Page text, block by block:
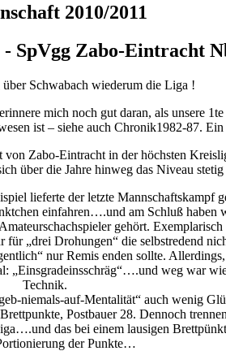
2010/2011
SpVgg Zabo-Eintracht
Schwabach wiederum die Liga !
mich noch gut daran, als unsere
ist – siehe auch Chronik1982-87.
Zabo-Eintracht in der höchsten
über die Jahre hinweg das Niveau stetig
lieferte der letzte Mannschaftskampf
einfahren….und am Schluß haben
gehört.
„drei Drohungen“ die selbstredend
nur Remis enden sollte.
„Einsgradeinsschräg“….und weg war
Technik.
niemals-auf-Mentalität“ auch wenig
Postbauer 28. Dennoch
das bei einem lausigen
der Punkte…